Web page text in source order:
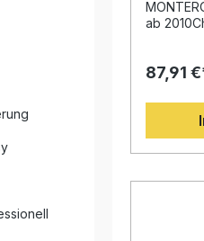
Motorleistung
nach
Lieferumfang: 1x
ab
Luftfilter
87,91